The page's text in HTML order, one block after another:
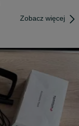
Zobacz więcej